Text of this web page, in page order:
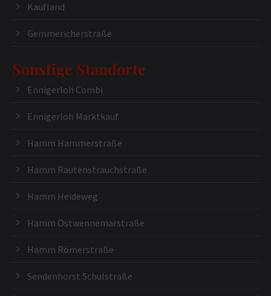
Kaufland
Gemmericherstraße
Sonstige Standorte
Ennigerloh Combi
Ennigerloh Marktkauf
Hamm Hammerstraße
Hamm Rautenstrauchstraße
Hamm Heideweg
Hamm Ostwennemarstraße
Hamm Römerstraße
Sendenhorst Schulstraße